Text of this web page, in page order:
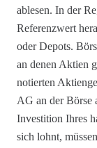
ablesen. In der
Referenzwert
oder Depots.
an denen Aktien
notierten
AG an der Börse
Investition Ihres
sich lohnt,